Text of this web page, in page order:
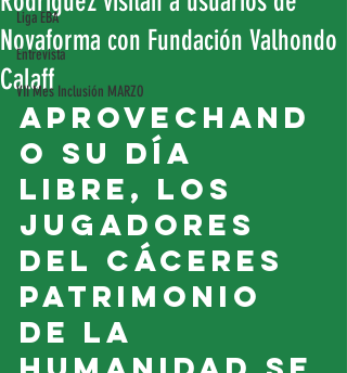
Liga EBA
Entrevista
VII Mes Inclusión MARZO
Novaforma con Fundación Valhondo
Calaff
Aprovechand
o su día
libre, los
jugadores
del Cáceres
Patrimonio
de la